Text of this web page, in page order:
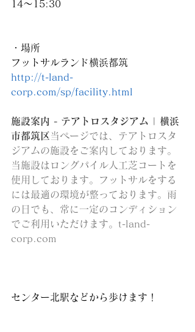
14〜15:30
・場所
フットサルランド横浜都筑
http://t-land-
corp.com/sp/facility.html
施設案内 - テアトロスタジアム | 横浜
市都筑区当ページでは、テアトロスタ
ジアムの施設をご案内しております。
当施設はロングパイル人工芝コートを
使用しております。フットサルをする
には最適の環境が整っております。雨
の日でも、常に一定のコンディション
でご利用いただけます。t-land-
corp.com
センター北駅などから歩けます！